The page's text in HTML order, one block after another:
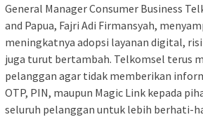
General Manager Consumer Business
and Papua, Fajri Adi Firmansyah,
meningkatnya adopsi layanan digital,
juga turut bertambah. Telkomsel terus
pelanggan agar tidak memberikan
OTP, PIN, maupun Magic Link kepada
seluruh pelanggan untuk lebih berhati-